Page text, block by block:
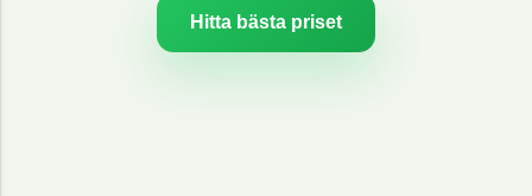
Hitta bästa priset